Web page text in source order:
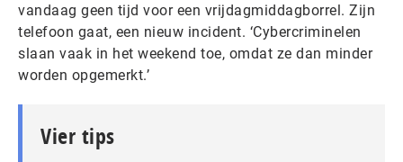
vandaag geen tijd voor een vrijdagmiddagborrel. Zijn
telefoon gaat, een nieuw incident. ‘Cybercriminelen
slaan vaak in het weekend toe, omdat ze dan minder
worden opgemerkt.’
Vier tips